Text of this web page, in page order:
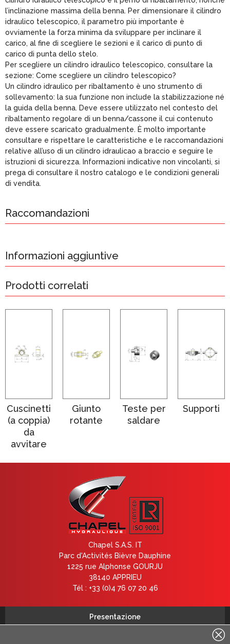
l’inclinazione massima della benna. Per dimensionare il cilindro
idraulico telescopico, il parametro più importante è
ovviamente la forza minima da sviluppare per inclinare il
carico, al fine di scegliere le sezioni e il carico di punto di
carico di punta dello stelo.
Per scegliere un cilindro idraulico telescopico, consultare la
sezione: Come scegliere un cilindro telescopico?
Un cilindro idraulico per ribaltamento è uno strumento di
sollevamento: la sua funzione non include la stabilizzazione né
la guida della benna. Deve essere utilizzato nel contesto del
ribaltamento regolare di un benna/cassone il cui contenuto
deve essere scaricato gradualmente. È molto importante
consultare e rispettare le caratteristiche e le raccomandazioni
relative all’uso di un cilindro idraulicao a braccio e seguire le
istruzioni di sicurezza. Informazioni indicative non vincolanti, si
prega di consultare il nostro catalogo e le condizioni generali
di vendita.
Raccomandazioni
Informazioni aggiuntive
Prodotti correlati
Cuscinetti
(a coppia)
da
avvitare
Giunto
rotante
Teste per
saldare
Supporti
Chapel S.A.S. IT
Parc d'Activités Bièvre Dauphine
1225 rue Alphonse GOURJU
38140 APPRIEU
Tél : +33 (0)4 76 07 20 46
Presentazione